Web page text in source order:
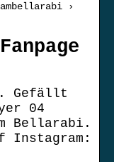
›
Gefällt
04
Bellarabi.
Instagram: